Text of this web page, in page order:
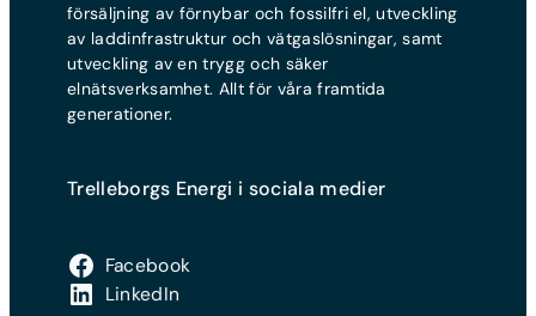
försäljning av förnybar och fossilfri el, utveckling
av laddinfrastruktur och vätgaslösningar, samt
utveckling av en trygg och säker
elnätsverksamhet. Allt för våra framtida
generationer.
Trelleborgs Energi i sociala medier
Facebook
LinkedIn